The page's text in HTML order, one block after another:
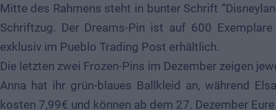
Mitte des Rahmens steht in bunter Schrift
Schriftzug. Der Dreams-Pin ist auf 600
exklusiv im Pueblo Trading Post erhältlich.
Die letzten zwei Frozen-Pins im Dezember zeigen
Anna hat ihr grün-blaues Ballkleid an, während
kosten 7,99€ und können ab dem 27. Dezember